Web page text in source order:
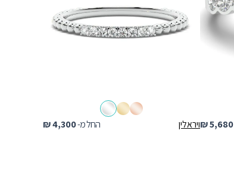
החל מ- ₪4,300 ויראלין₪5,680